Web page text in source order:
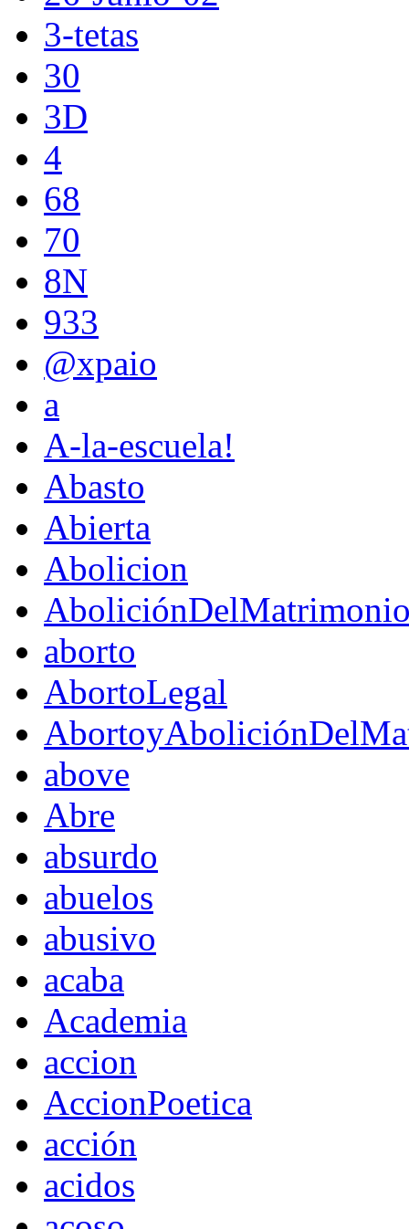
3-tetas
30
3D
4
68
70
8N
933
@xpaio
a
A-la-escuela!
Abasto
Abierta
Abolicion
aborto
AbortoLegal
above
Abre
absurdo
abuelos
abusivo
acaba
Academia
accion
AccionPoetica
acción
acidos